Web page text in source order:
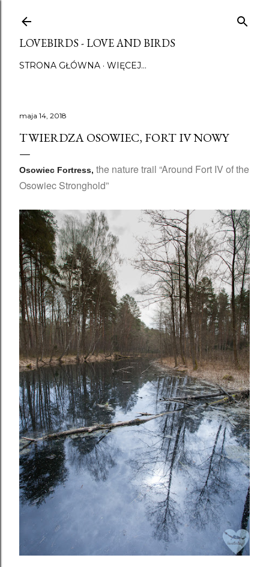
LOVEBIRDS - LOVE AND BIRDS
STRONA GŁÓWNA WIĘCEJ…
maja 14, 2018
TWIERDZA OSOWIEC, FORT IV NOWY
Osowiec Fortress, the nature trail “Around Fort IV of the
Osowiec Stronghold”